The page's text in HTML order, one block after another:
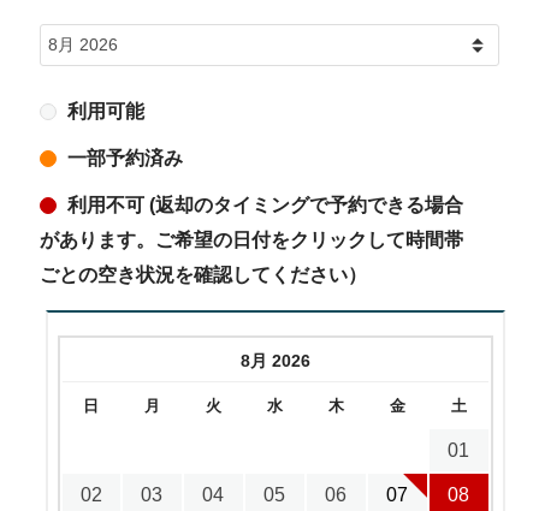
利用可能
一部予約済み
利用不可 (返却のタイミングで予約できる場合
があります。ご希望の日付をクリックして時間帯
ごとの空き状況を確認してください）
8月 2026
日 月 火 水 木 金 土
01
02 03 04 05 06 07 08